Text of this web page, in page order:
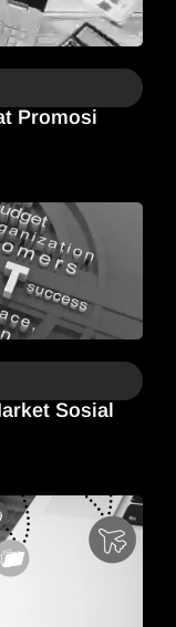
Promosi
Sosial